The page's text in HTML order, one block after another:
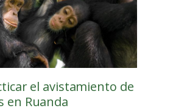
el avistamiento de
en Ruanda